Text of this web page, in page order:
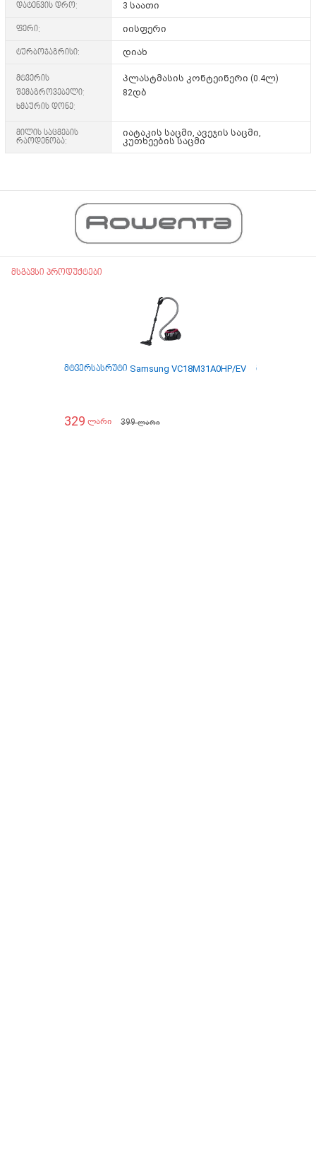
დატენვის დრო: 3 საათი
ფერი: იისფერი
ტურბოჯაგრისი: დიახ
მტვერის
შემაგროვებელი:
ხმაურის დონე:
პლასტმასის კონტეინერი (0.4ლ)
82დბ
მილის საცმების
რაოდენობა:
იატაკის საცმი, ავეჯის საცმი,
კუთხეების საცმი
მსგავსი პროდუქტები
მტვერსასრუტი Samsung VC18M31A0HP/EV
329 ლარი 399ლარი